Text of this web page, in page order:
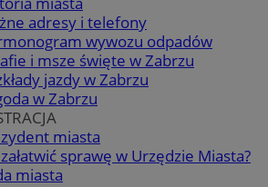
adresy i telefony
wywozu odpadów
i msze święte w Zabrzu
jazdy w Zabrzu
w Zabrzu
miasta
załatwić sprawę w Urzędzie Miasta?
miasta